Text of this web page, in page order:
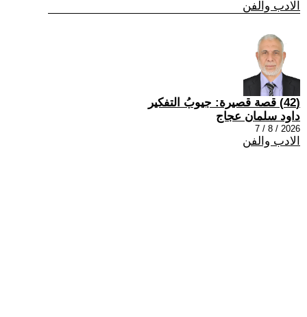
الادب والفن
(42) قصة قصيرة: جيوبُ التفكير
داود سلمان عجاج
2026 / 8 / 7
الادب والفن